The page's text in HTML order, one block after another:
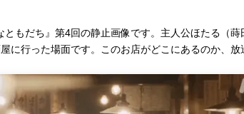
もだち』第4回の静止画像です。主人公ほたる（蒔
に行った場面です。このお店がどこにあるのか、放